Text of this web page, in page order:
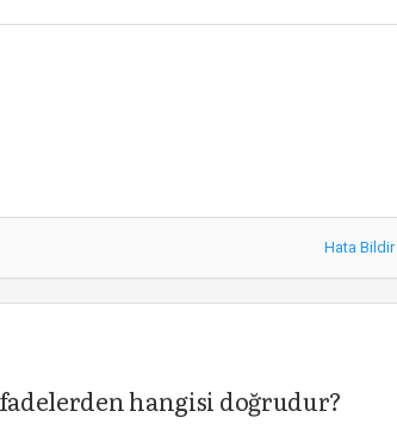
Hata Bildir
hangisi doğrudur?